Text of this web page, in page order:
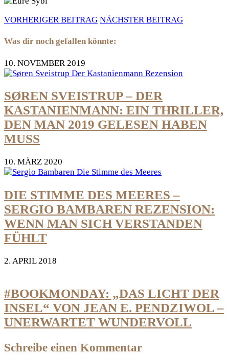
VORHERIGER BEITRAG NÄCHSTER BEITRAG
Was dir noch gefallen könnte:
10. NOVEMBER 2019
SØREN SVEISTRUP – DER
KASTANIENMANN: EIN THRILLER,
DEN MAN 2019 GELESEN HABEN
MUSS
10. MÄRZ 2020
DIE STIMME DES MEERES –
SERGIO BAMBAREN REZENSION:
WENN MAN SICH VERSTANDEN
FÜHLT
2. APRIL 2018
#BOOKMONDAY: „DAS LICHT DER
INSEL“ VON JEAN E. PENDZIWOL –
UNERWARTET WUNDERVOLL
Schreibe einen Kommentar